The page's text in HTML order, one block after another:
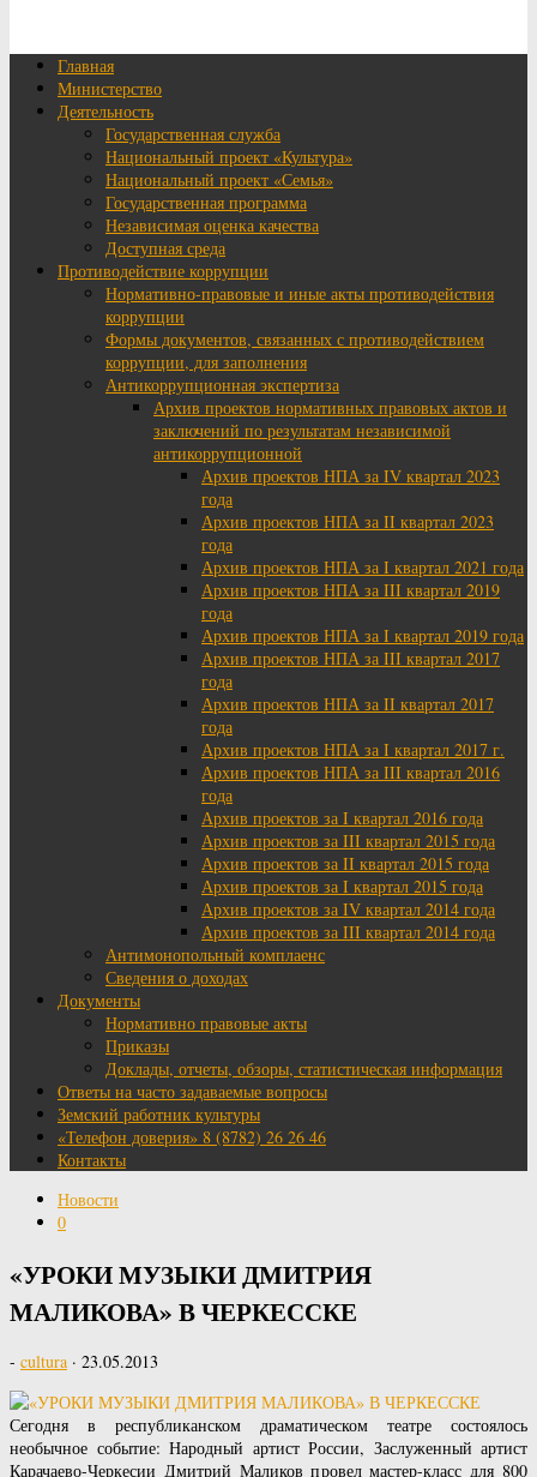
Главная
Министерство
Деятельность
Государственная служба
Национальный проект «Культура»
Национальный проект «Семья»
Государственная программа
Независимая оценка качества
Доступная среда
Противодействие коррупции
Нормативно-правовые и иные акты противодействия
коррупции
Формы документов, связанных с противодействием
коррупции, для заполнения
Антикоррупционная экспертиза
Архив проектов нормативных правовых актов и
заключений по результатам независимой
антикоррупционной
Архив проектов НПА за IV квартал 2023
года
Архив проектов НПА за II квартал 2023
года
Архив проектов НПА за I квартал 2021 года
Архив проектов НПА за III квартал 2019
года
Архив проектов НПА за I квартал 2019 года
Архив проектов НПА за III квартал 2017
года
Архив проектов НПА за II квартал 2017
года
Архив проектов НПА за I квартал 2017 г.
Архив проектов НПА за III квартал 2016
года
Архив проектов за I квартал 2016 года
Архив проектов за III квартал 2015 года
Архив проектов за II квартал 2015 года
Архив проектов за I квартал 2015 года
Архив проектов за IV квартал 2014 года
Архив проектов за III квартал 2014 года
Антимонопольный комплаенс
Сведения о доходах
Документы
Нормативно правовые акты
Приказы
Доклады, отчеты, обзоры, статистическая информация
Ответы на часто задаваемые вопросы
Земский работник культуры
«Телефон доверия» 8 (8782) 26 26 46
Контакты
Новости
0
«УРОКИ МУЗЫКИ ДМИТРИЯ
МАЛИКОВА» В ЧЕРКЕССКЕ
- cultura · 23.05.2013
Сегодня в республиканском драматическом театре состоялось
необычное событие: Народный артист России, Заслуженный артист
Карачаево-Черкесии Дмитрий Маликов провел мастер-класс для 800